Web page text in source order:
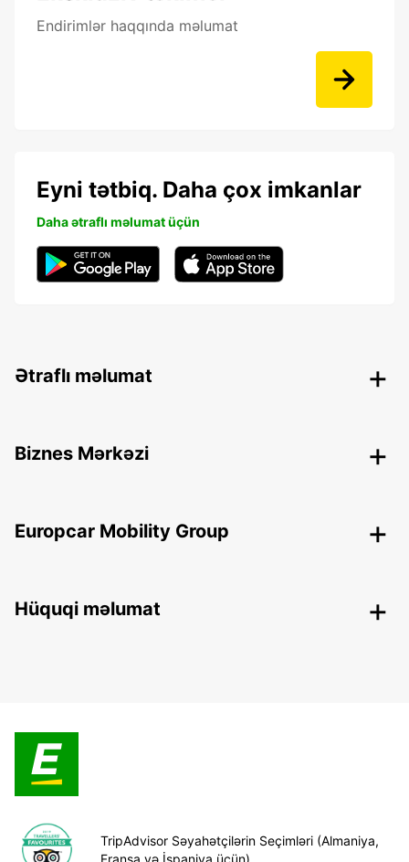
Endirimlər haqqında məlumat
Eyni tətbiq. Daha çox imkanlar
Daha ətraflı məlumat üçün
Ətraflı məlumat
Biznes Mərkəzi
Europcar Mobility Group
Hüquqi məlumat
TripAdvisor Səyahətçilərin Seçimləri (Almaniya,
Fransa və İspaniya üçün)